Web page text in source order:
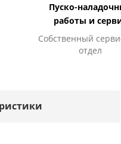
Пуско-
работы и
Собственный
отдел